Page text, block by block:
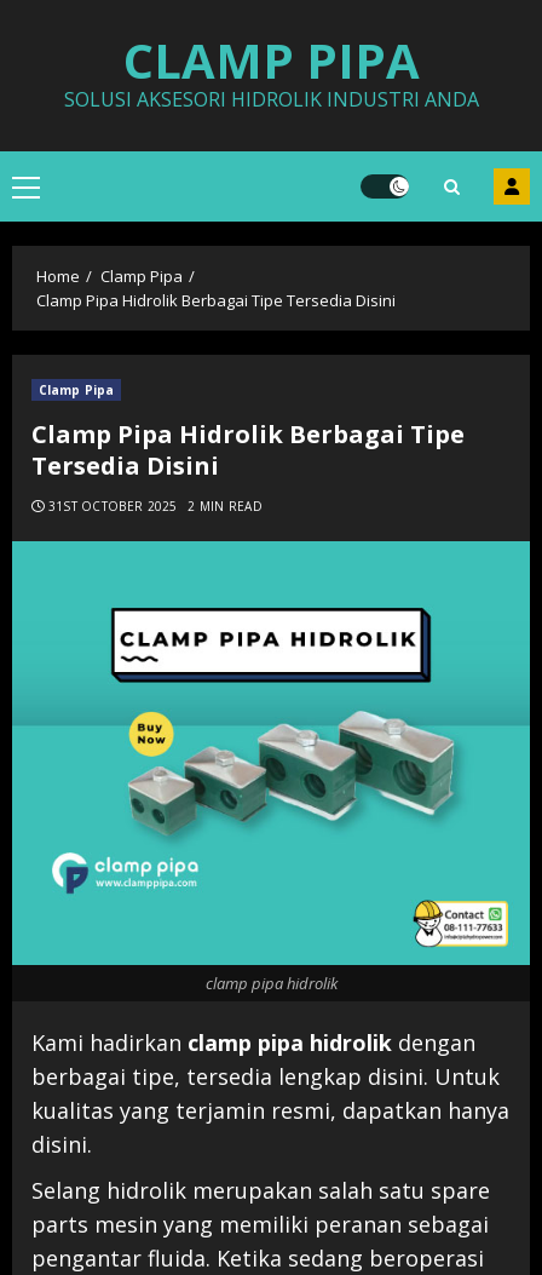
CLAMP PIPA
SOLUSI AKSESORI HIDROLIK INDUSTRI ANDA
Primary
Menu
Home
Clamp Pipa
Clamp Pipa Hidrolik Berbagai Tipe Tersedia Disini
Clamp Pipa
Clamp Pipa Hidrolik Berbagai Tipe
Tersedia Disini
31ST OCTOBER 2025 2 MIN READ
clamp pipa hidrolik
Kami hadirkan clamp pipa hidrolik dengan
berbagai tipe, tersedia lengkap disini. Untuk
kualitas yang terjamin resmi, dapatkan hanya
disini.
Selang hidrolik merupakan salah satu spare
parts mesin yang memiliki peranan sebagai
pengantar fluida. Ketika sedang beroperasi